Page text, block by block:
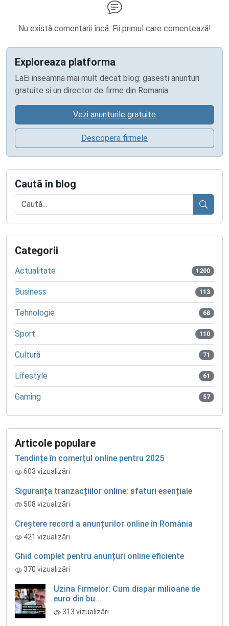
Nu există comentarii încă. Fii primul care comentează!
Exploreaza platforma
LaEi inseamna mai mult decat blog: gasesti anunturi
gratuite si un director de firme din Romania.
Vezi anunturile gratuite
Descopera firmele
Caută în blog
Caută
Categorii
Actualitate 1200
Business 113
Tehnologie 68
Sport 110
Cultură 71
Lifestyle 61
Gaming 57
Articole populare
Tendințe în comerțul online pentru 2025
603 vizualizări
Siguranța tranzacțiilor online: sfaturi esențiale
508 vizualizări
Creștere record a anunțurilor online în România
421 vizualizări
Ghid complet pentru anunțuri online eficiente
370 vizualizări
Uzina Firmelor: Cum dispar milioane de
euro din bu...
313 vizualizări